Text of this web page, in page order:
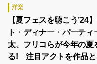
洋楽
【夏フェスを聴こう’24
ト・ディナー・パーティ
太、フリコらが今年の夏
る! 注目アクトを作品と